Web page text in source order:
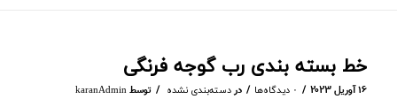
خط بسته بندی رب گوجه فرنگی
۱۶ آوریل ۲۰۲۳ / ۰ دیدگاه‌ها / دردسته‌بندی نشده / توسط karanAdmin